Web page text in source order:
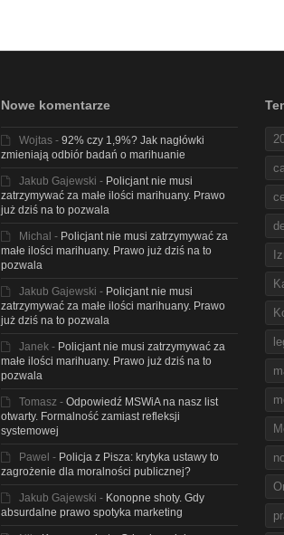
Nowe komentarze
Wojtas- 92% czy 1,9%? Jak nagłówki
zmieniają odbiór badań o marihuanie
Jakub Gajewski - Policjant nie musi
zatrzymywać za małe ilości marihuany. Prawo
już dziś na to pozwala
Michal - Policjant nie musi zatrzymywać za
małe ilości marihuany. Prawo już dziś na to
pozwala
Jakub Gajewski - Policjant nie musi
zatrzymywać za małe ilości marihuany. Prawo
już dziś na to pozwala
Janek- Policjant nie musi zatrzymywać za
małe ilości marihuany. Prawo już dziś na to
pozwala
Tomasz- Odpowiedź MSWiA na nasz list
otwarty. Formalność zamiast refleksji
systemowej
Pawel - Policja z Pisza: krytyka ustawy to
zagrożenie dla moralności publicznej?
Jakub Gajewski - Konopne shoty. Gdy
absurdalne prawo spotyka marketing